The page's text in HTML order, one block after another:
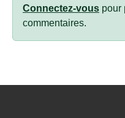
Connectez-vous pour
commentaires.